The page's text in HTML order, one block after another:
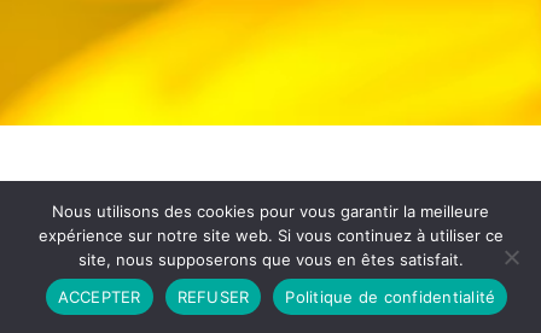
Partenariat Contact
Politique de Confidentialité
CGU
Copyright © 2026 - Propulsé par DIEUDUDIABLE
Nous utilisons des cookies pour vous garantir la meilleure
expérience sur notre site web. Si vous continuez à utiliser ce
site, nous supposerons que vous en êtes satisfait.
ACCEPTER
REFUSER Politique de confidentialité